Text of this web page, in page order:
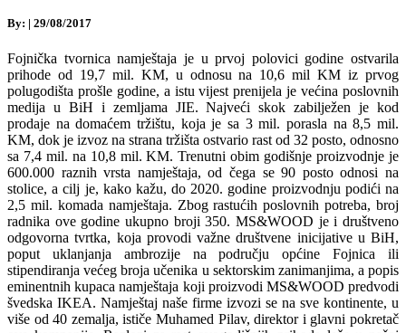
By: | 29/08/2017
Fojnička tvornica namještaja je u prvoj polovici godine ostvarila
prihode od 19,7 mil. KM, u odnosu na 10,6 mil KM iz prvog
polugodišta prošle godine, a istu vijest prenijela je većina poslovnih
medija u BiH i zemljama JIE. Najveći skok zabilježen je kod
prodaje na domaćem tržištu, koja je sa 3 mil. porasla na 8,5 mil.
KM, dok je izvoz na strana tržišta ostvario rast od 32 posto, odnosno
sa 7,4 mil. na 10,8 mil. KM. Trenutni obim godišnje proizvodnje je
600.000 raznih vrsta namještaja, od čega se 90 posto odnosi na
stolice, a cilj je, kako kažu, do 2020. godine proizvodnju podići na
2,5 mil. komada namještaja. Zbog rastućih poslovnih potreba, broj
radnika ove godine ukupno broji 350. MS&WOOD je i društveno
odgovorna tvrtka, koja provodi važne društvene inicijative u BiH,
poput uklanjanja ambrozije na području općine Fojnica ili
stipendiranja većeg broja učenika u sektorskim zanimanjima, a popis
eminentnih kupaca namještaja koji proizvodi MS&WOOD predvodi
švedska IKEA. Namještaj naše firme izvozi se na sve kontinente, u
više od 40 zemalja, ističe Muhamed Pilav, direktor i glavni pokretač